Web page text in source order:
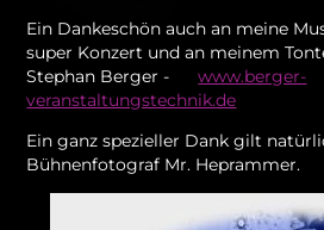
Ein Dankeschön auch an meine
super Konzert und an meinem
Stephan Berger -
www.berger-
veranstaltungstechnik.de
Ein ganz spezieller Dank gilt
Bühnenfotograf Mr. Heprammer.